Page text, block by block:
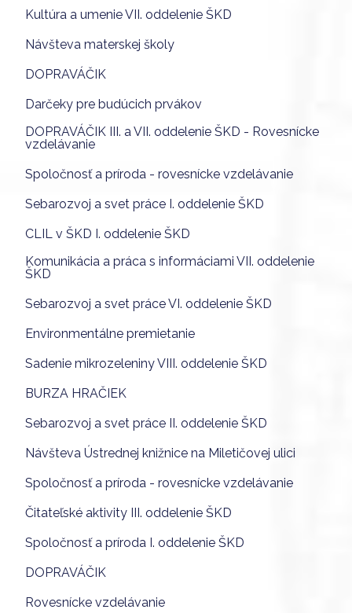
Kultúra a umenie VII. oddelenie ŠKD
Návšteva materskej školy
DOPRAVÁČIK
Darčeky pre budúcich prvákov
DOPRAVÁČIK III. a VII. oddelenie ŠKD - Rovesnícke
vzdelávanie
Spoločnosť a príroda - rovesnícke vzdelávanie
Sebarozvoj a svet práce I. oddelenie ŠKD
CLIL v ŠKD I. oddelenie ŠKD
Komunikácia a práca s informáciami VII. oddelenie
ŠKD
Sebarozvoj a svet práce VI. oddelenie ŠKD
Environmentálne premietanie
Sadenie mikrozeleniny VIII. oddelenie ŠKD
BURZA HRAČIEK
Sebarozvoj a svet práce II. oddelenie ŠKD
Návšteva Ústrednej knižnice na Miletičovej ulici
Spoločnosť a príroda - rovesnícke vzdelávanie
Čitateľské aktivity III. oddelenie ŠKD
Spoločnosť a príroda I. oddelenie ŠKD
DOPRAVÁČIK
Rovesnícke vzdelávanie